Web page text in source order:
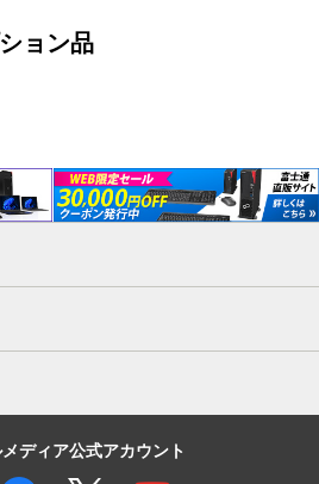
ョン品
ディア公式アカウント